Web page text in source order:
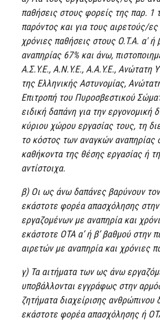
παθήσεις στους φορείς της παρ. 1
παρόντος και για τους αιρετούς/
χρόνιες παθήσεις στους Ο.Τ.Α. α'
αναπηρίας 67% και άνω,
Α.Σ.Υ.Ε., Α.Ν.Υ.Ε., Α.Α.Υ.Ε., Ανώτατη
της Ελληνικής Αστυνομίας,
Επιτροπή του Πυροσβεστικού
ειδική δαπάνη για την εργονομική
κύριου χώρου εργασίας τους, τη
το κόστος των αναγκών αναπηρίας
καθήκοντα της θέσης εργασίας ή
αντίστοιχα.
β) Οι ως άνω δαπάνες βαρύνουν
εκάστοτε φορέα απασχόλησης
εργαζομένων με αναπηρία και
εκάστοτε ΟΤΑ α’ ή β’ βαθμού στην
αιρετών με αναπηρία και χρόνιες
γ) Τα αιτήματα των ως άνω
υποβάλλονται εγγράφως στην
ζητήματα διαχείρισης ανθρώπινου
εκάστοτε φορέα απασχόλησης ή